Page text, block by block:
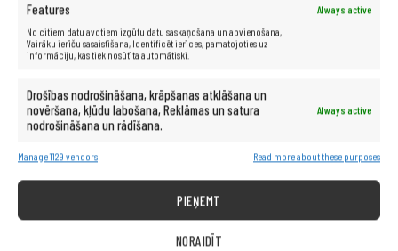
Features
Always active
No citiem datu avotiem izgūtu datu saskaņošana un apvienošana,
Vairāku ierīču sasaistīšana, Identificēt ierīces, pamatojoties uz
informāciju, kas tiek nosūtīta automātiski.
Drošības nodrošināšana, krāpšanas atklāšana un
novēršana, kļūdu labošana, Reklāmas un satura
nodrošināšana un rādīšana.
Always active
Manage 1129 vendors Read more about these purposes
PIEŅEMT
NORAIDĪT
Ražotājs:Lenovo
Modelis: X240
2,90 GHz)
Matrica:12,5″
LAN 10/100/1000
Bezvadu sakari: